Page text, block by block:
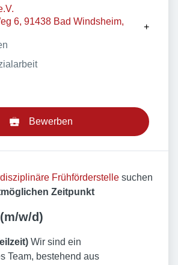
6, 91438 Bad Windsheim,
+
Bewerben
Frühförderstelle suchen
Zeitpunkt
w/d)
Wir sind ein
Team, bestehend aus